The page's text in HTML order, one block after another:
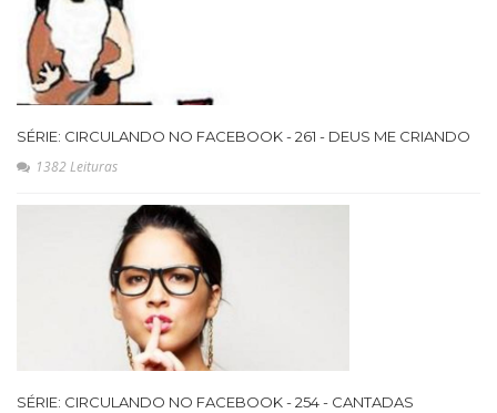
SÉRIE: CIRCULANDO NO FACEBOOK - 261 - DEUS ME CRIANDO
1382 Leituras
SÉRIE: CIRCULANDO NO FACEBOOK - 254 - CANTADAS